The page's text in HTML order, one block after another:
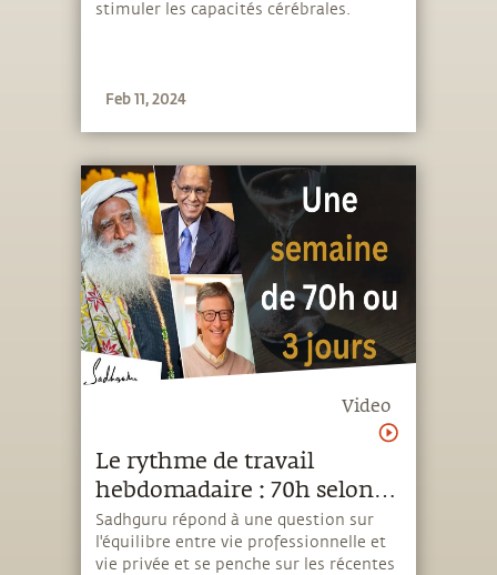
stimuler les capacités cérébrales.
Feb 11, 2024
Video
Le rythme de travail
hebdomadaire : 70h selon
Narayana Murthy ou 3 jours
selon Bill Gates ?
Sadhguru répond à une question sur
l'équilibre entre vie professionnelle et
vie privée et se penche sur les récentes